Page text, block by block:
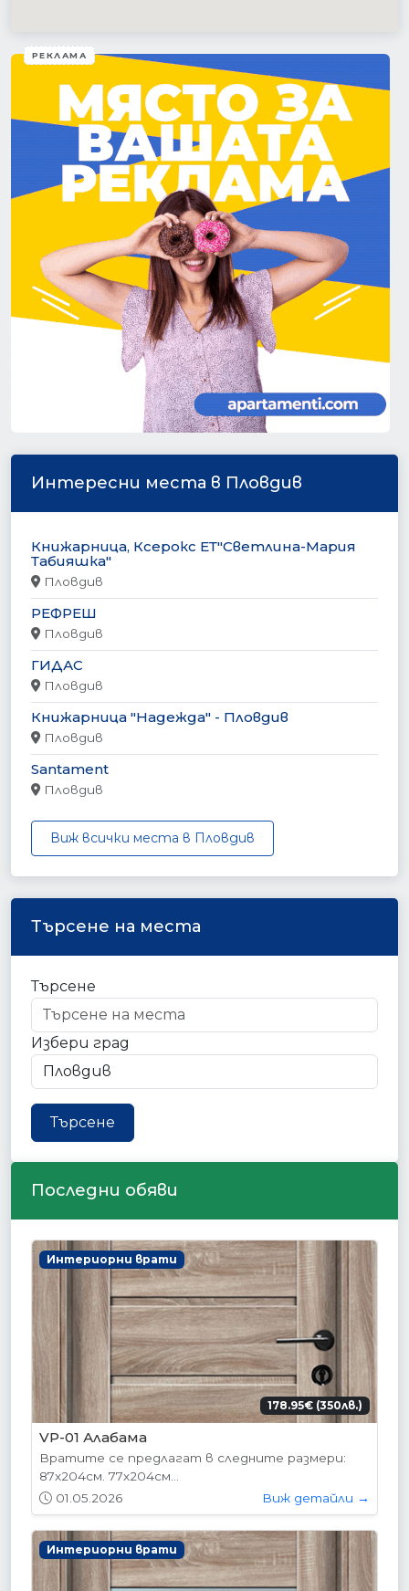
РЕКЛАМА
Интересни места в Пловдив
Книжарница, Ксерокс ЕТ"Светлина-Мария
Табияшка"
Пловдив
РЕФРЕШ
Пловдив
ГИДАС
Пловдив
Книжарница "Надежда" - Пловдив
Пловдив
Santament
Пловдив
Виж всички места в Пловдив
Търсене на места
Търсене
Избери град
Търсене
Последни обяви
Интериорни врати
178.95€ (350лв.)
VP-01 Алабама
Вратите се предлагат в следните размери:
87х204см. 77х204см...
01.05.2026
Виж детайли →
Интериорни врати